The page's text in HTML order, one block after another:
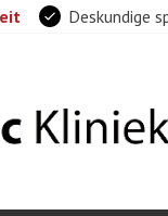
Deskundige